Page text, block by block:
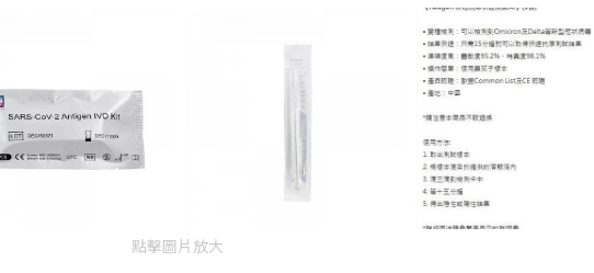
點擊圖片放大